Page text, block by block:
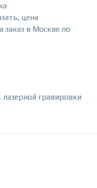
цена
заказ в Москве по
лазерной гравировки